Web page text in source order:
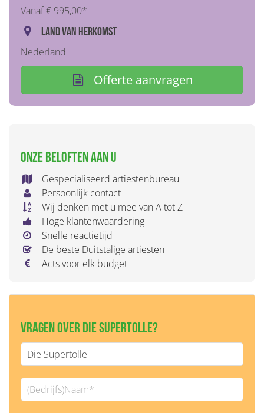
Vanaf € 995,00*
Land van herkomst
Nederland
Offerte aanvragen
Onze beloften aan u
Gespecialiseerd artiestenbureau
Persoonlijk contact
Wij denken met u mee van A tot Z
Hoge klantenwaardering
Snelle reactietijd
De beste Duitstalige artiesten
Acts voor elk budget
Vragen over Die Supertolle?